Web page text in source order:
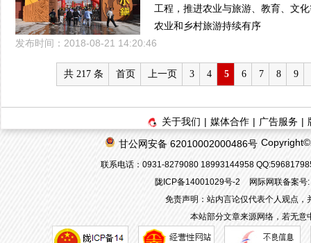
工程，推进农业与旅游、教育、文
农业和乡村旅游持续有序
发布时间：2018-08-21 14:20:46
共 217 条 首页 上一页 3 4 5 6 7 8 9
关于我们 | 媒体合作 | 广告服务 |
甘公网安备 62010002000486号
联系电话：0931-8279080 18993144958
陇ICP备14001029号-2
网际网联备案
免责声明：站内言论仅代表个人观点
本站部分文章来源网络，若无意